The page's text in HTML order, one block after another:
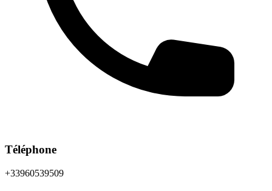
Téléphone
+33960539509